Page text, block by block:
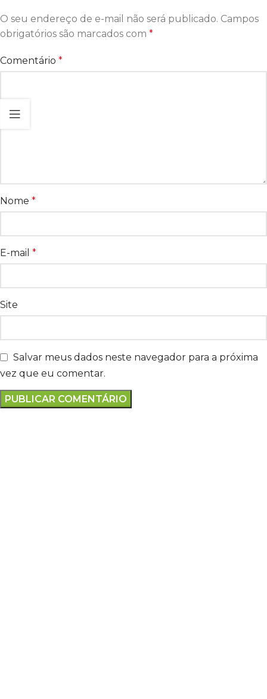
O seu endereço de e-mail não será publicado. Campos
obrigatórios são marcados com *
Comentário *
Nome *
E-mail *
Site
Salvar meus dados neste navegador para a próxima
vez que eu comentar.